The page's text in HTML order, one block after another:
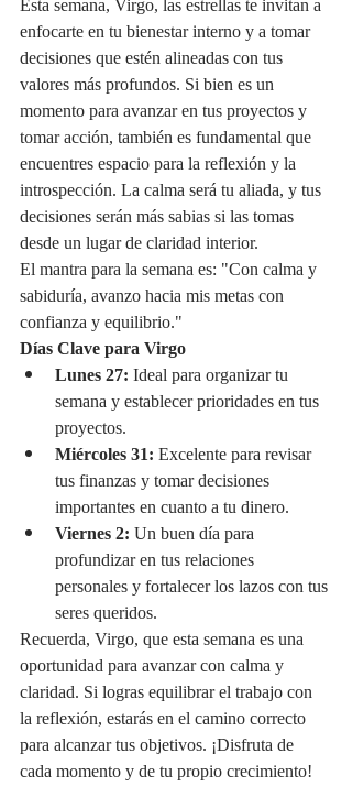
Esta semana, Virgo, las estrellas te invitan a
enfocarte en tu bienestar interno y a tomar
decisiones que estén alineadas con tus
valores más profundos. Si bien es un
momento para avanzar en tus proyectos y
tomar acción, también es fundamental que
encuentres espacio para la reflexión y la
introspección. La calma será tu aliada, y tus
decisiones serán más sabias si las tomas
desde un lugar de claridad interior.
El mantra para la semana es: "Con calma y
sabiduría, avanzo hacia mis metas con
confianza y equilibrio."
Días Clave para Virgo
Lunes 27: Ideal para organizar tu
semana y establecer prioridades en tus
proyectos.
Miércoles 31: Excelente para revisar
tus finanzas y tomar decisiones
importantes en cuanto a tu dinero.
Viernes 2: Un buen día para
profundizar en tus relaciones
personales y fortalecer los lazos con tus
seres queridos.
Recuerda, Virgo, que esta semana es una
oportunidad para avanzar con calma y
claridad. Si logras equilibrar el trabajo con
la reflexión, estarás en el camino correcto
para alcanzar tus objetivos. ¡Disfruta de
cada momento y de tu propio crecimiento!